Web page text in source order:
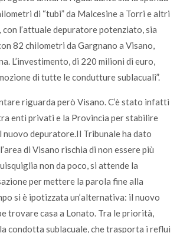
di “tubi” da Malcesine a Torri e altri
con l’attuale depuratore potenziato, sia
82 chilometri da Gargnano a Visano,
L’investimento, di 220 milioni di euro,
di tutte le condutture sublacuali”.
riguarda però Visano. C’è stato infatti
enti privati e la Provincia per stabilire
nuovo depuratore.Il Tribunale ha dato
di Visano rischia di non essere più
non da poco, si attende la
per mettere la parola fine alla
si è ipotizzata un’alternativa: il nuovo
trovare casa a Lonato. Tra le priorità,
condotta sublacuale, che trasporta i reflui